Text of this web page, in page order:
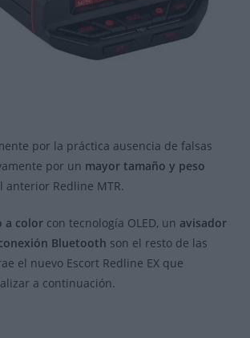
por la práctica ausencia de falsas
por un mayor tamaño y peso
anterior Redline MTR.
a color con tecnología OLED, un avisador
Bluetooth son el resto de las
el nuevo Escort Redline EX que
a continuación.